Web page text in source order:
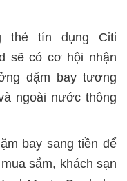
thẻ tín dụng Citi
sẽ có cơ hội nhận
dặm bay tương
ngoài nước thông
bay sang tiền để
sắm, khách sạn